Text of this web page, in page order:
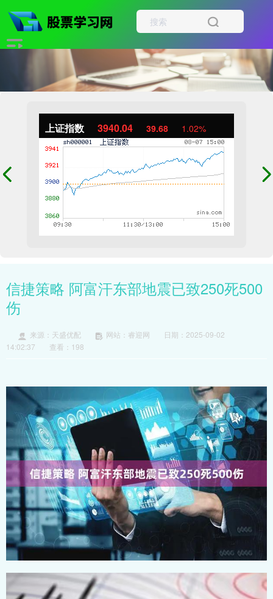
上证指数 3940.04 39.68 1.02%
信捷策略 阿富汗东部地震已致250死500
伤
来源：天盛优配 网站：睿迎网
日期：2025-09-02
14:02:37
查看：198